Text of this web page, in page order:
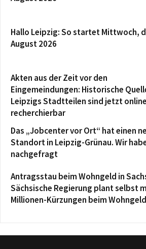
Hallo Leipzig: So startet Mittwoch,
August 2026
Akten aus der Zeit vor den
Eingemeindungen: Historische
Leipzigs Stadtteilen sind jetzt online
recherchierbar
Das „Jobcenter vor Ort“ hat einen
Standort in Leipzig-Grünau. Wir
nachgefragt
Antragsstau beim Wohngeld in
Sächsische Regierung plant selbst
Millionen-Kürzungen beim Wohngeld